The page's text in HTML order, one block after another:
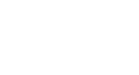
Las Carabelas con huerto ecológico